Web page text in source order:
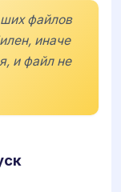
файлов
иначе
и файл не